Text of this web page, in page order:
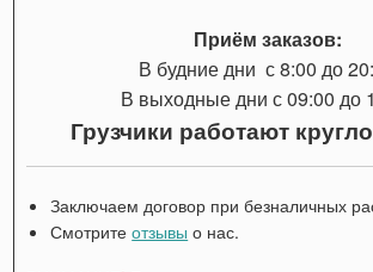
Приём заказов:
В будние дни с 8:00 до
В выходные дни с 09:00 до
Грузчики работают
Заключаем договор при безналичных
Смотритеотзывы о нас.